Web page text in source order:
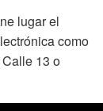
lugar el
como
13 o